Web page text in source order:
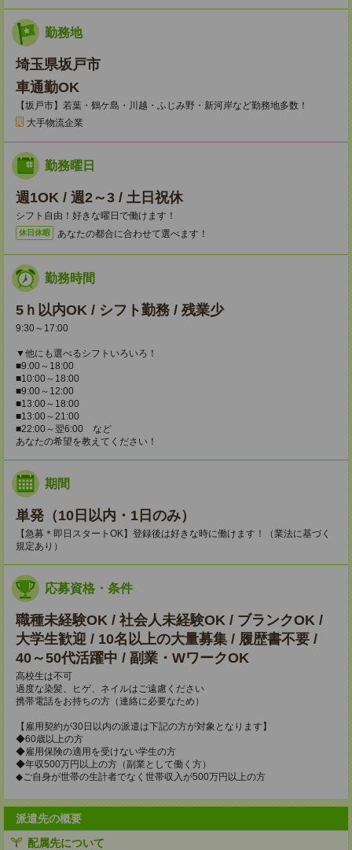
勤務地
埼玉県坂戸市
車通勤OK
【坂戸市】若葉・鶴ケ島・川越・ふじみ野・新河岸など勤務地多数！
大手物流企業
勤務曜日
週1OK / 週2～3 / 土日祝休
シフト自由！好きな曜日で働けます！
休日休暇 あなたの都合に合わせて選べます！
勤務時間
5ｈ以内OK / シフト勤務 / 残業少
9:30～17:00
▼他にも選べるシフトいろいろ！
■9:00～18:00
■10:00～18:00
■9:00～12:00
■13:00～18:00
■13:00～21:00
■22:00～翌6:00 など
あなたの希望を教えてください！
期間
単発（10日以内・1日のみ）
【急募＊即日スタートOK】登録後は好きな時に働けます！（業法に基づく
規定あり）
応募資格・条件
職種未経験OK / 社会人未経験OK / ブランクOK /
大学生歓迎 / 10名以上の大量募集 / 履歴書不要 /
40～50代活躍中 / 副業・WワークOK
高校生は不可
過度な染髪、ヒゲ、ネイルはご遠慮ください
携帯電話をお持ちの方（連絡に必要なため）
【雇用契約が30日以内の派遣は下記の方が対象となります】
◆60歳以上の方
◆雇用保険の適用を受けない学生の方
◆年収500万円以上の方（副業として働く方）
◆ご自身が世帯の生計者でなく世帯収入が500万円以上の方
派遣先の概要
配属先について